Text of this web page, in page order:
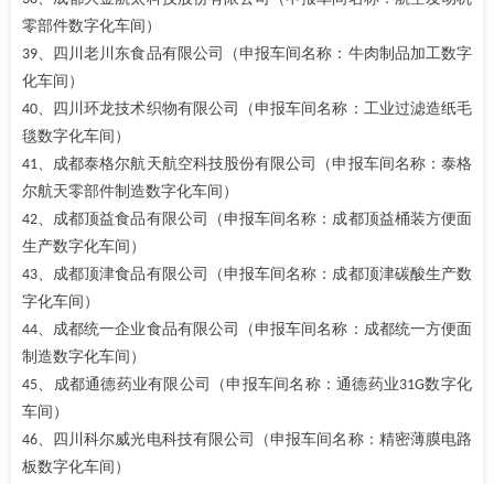
零部件数字化车间）
39、四川老川东食品有限公司（申报车间名称：牛肉制品加工数字
化车间）
40、四川环龙技术织物有限公司（申报车间名称：工业过滤造纸毛
毯数字化车间）
41、成都泰格尔航天航空科技股份有限公司（申报车间名称：泰格
尔航天零部件制造数字化车间）
42、成都顶益食品有限公司（申报车间名称：成都顶益桶装方便面
生产数字化车间）
43、成都顶津食品有限公司（申报车间名称：成都顶津碳酸生产数
字化车间）
44、成都统一企业食品有限公司（申报车间名称：成都统一方便面
制造数字化车间）
45、成都通德药业有限公司（申报车间名称：通德药业31G数字化
车间）
46、四川科尔威光电科技有限公司（申报车间名称：精密薄膜电路
板数字化车间）